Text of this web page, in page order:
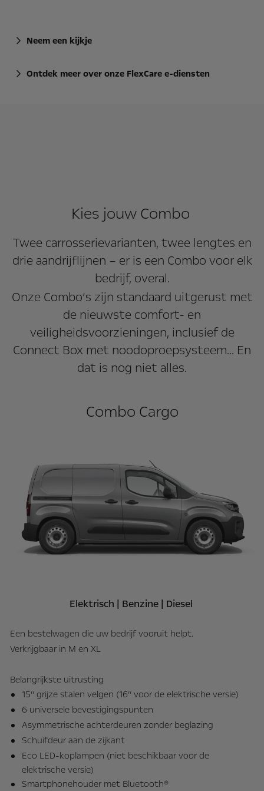
Neem een kijkje
Ontdek meer over onze FlexCare e-diensten
Kies jouw Combo
Twee carrosserievarianten, twee lengtes en
drie aandrijflijnen – er is een Combo voor elk
bedrijf, overal.
Onze Combo’s zijn standaard uitgerust met
de nieuwste comfort- en
veiligheidsvoorzieningen, inclusief de
Connect Box met noodoproepsysteem... En
dat is nog niet alles.
Combo Cargo
Elektrisch | Benzine | Diesel
Een bestelwagen die uw bedrijf vooruit helpt.
Verkrijgbaar in M en XL
Belangrijkste uitrusting
15’’ grijze stalen velgen (16’’ voor de elektrische versie)
6 universele bevestigingspunten
Asymmetrische achterdeuren zonder beglazing
Schuifdeur aan de zijkant
Eco LED-koplampen (niet beschikbaar voor de
elektrische versie)
Smartphonehouder met Bluetooth®